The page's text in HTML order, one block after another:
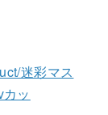
迷彩マス
ッ